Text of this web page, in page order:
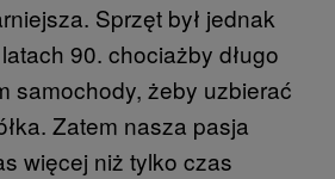
Sprzęt był jednak
90. chociażby długo
samochody, żeby uzbierać
Zatem nasza pasja
więcej niż tylko czas